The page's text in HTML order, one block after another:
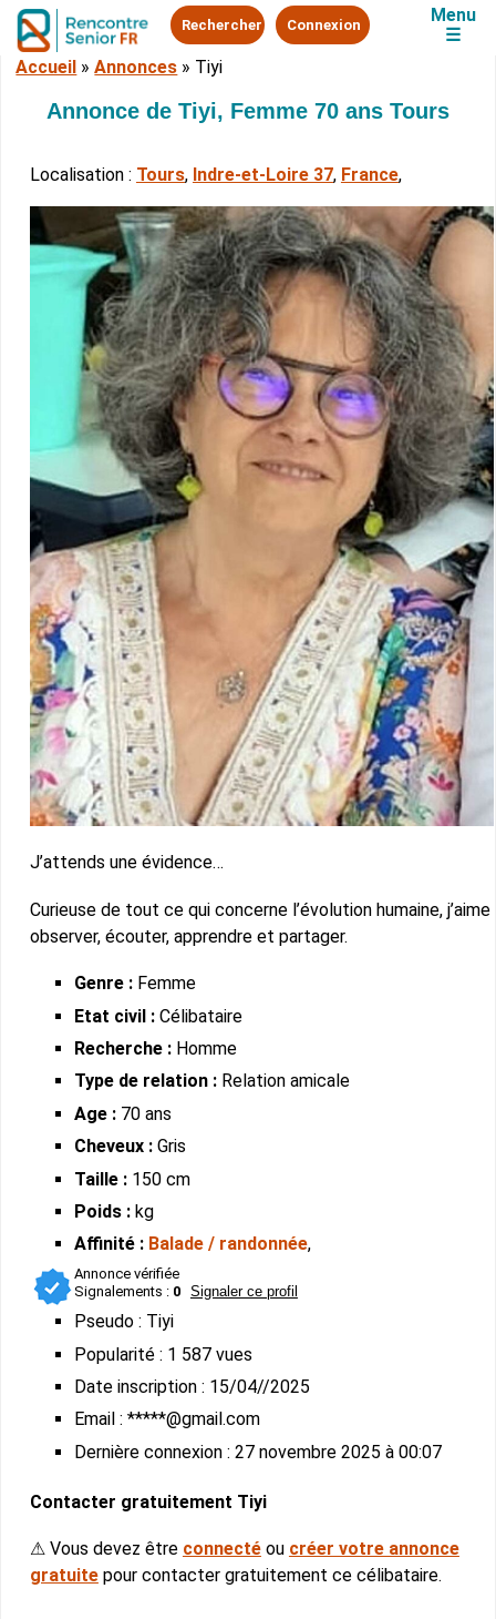
Rechercher Connexion
Menu
☰
Accueil »Annonces » Tiyi
Annonce de Tiyi, Femme 70 ans Tours
Localisation : Tours, Indre-et-Loire 37, France,
J’attends une évidence…
Curieuse de tout ce qui concerne l’évolution humaine, j’aime
observer, écouter, apprendre et partager.
Genre : Femme
Etat civil : Célibataire
Recherche : Homme
Type de relation : Relation amicale
Age : 70 ans
Cheveux : Gris
Taille : 150 cm
Poids : kg
Affinité : Balade / randonnée,
Annonce vérifiée
Signalements : 0 Signaler ce profil
Pseudo : Tiyi
Popularité : 1 587 vues
Date inscription : 15/04//2025
Email : *****@gmail.com
Dernière connexion : 27 novembre 2025 à 00:07
Contacter gratuitement Tiyi
⚠ Vous devez être connectéou créer votre annonce
gratuitepour contacter gratuitement ce célibataire.